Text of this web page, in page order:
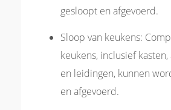
gesloopt en afgevoerd.
Sloop van keukens:
keukens, inclusief
en leidingen, kunnen
en afgevoerd.